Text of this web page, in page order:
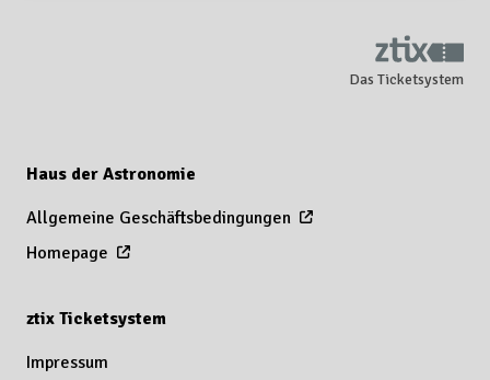
Das Ticketsystem
Haus der Astronomie
Allgemeine Geschäftsbedingungen
Homepage
ztix Ticketsystem
Impressum